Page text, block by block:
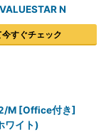
N
すぐチェック
M [Office付き]
ワイト)